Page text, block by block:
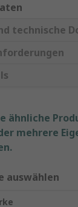
technische
ähnliche
mehrere
auswählen